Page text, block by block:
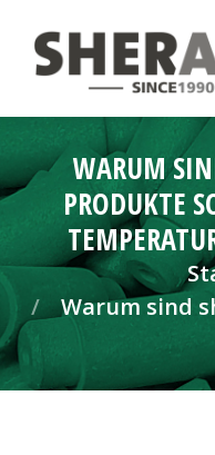
WARUM
PRODUKTE
Sie befinden sich hier:
Warum sind